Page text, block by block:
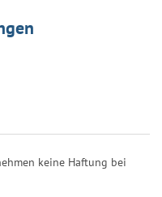
keine Haftung bei